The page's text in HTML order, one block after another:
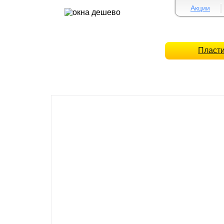
Акции